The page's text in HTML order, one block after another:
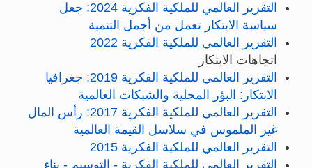
التقرير العالمي للملكية الفكرية 2024: جعل
سياسة الابتكار تعمل من أجمل التنمية
التقرير العالمي للملكية الفكرية 2022
اتجاهات الابتكار
التقرير العالمي للملكية الفكرية 2019: جغرافيا
الابتكار: البؤر المحلية والشبكات العالمية
التقرير العالمي للملكية الفكرية 2017: رأس المال
غير الملموس في سلاسل القيمة العالمية
التقرير العالمي للملكية الفكرية 2015
التقرير العالمي للملكية الفكرية - التوسيم - بناء